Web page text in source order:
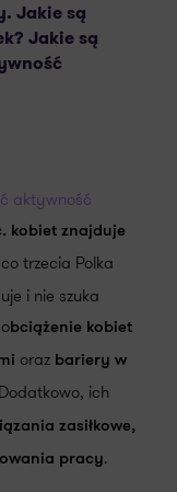
Jakie są
Jakie są
aktywność
kobiet znajduje
trzecia Polka
i nie szuka
bciążenie kobiet
oraz bariery w
ich
zasiłkowe,
pracy.